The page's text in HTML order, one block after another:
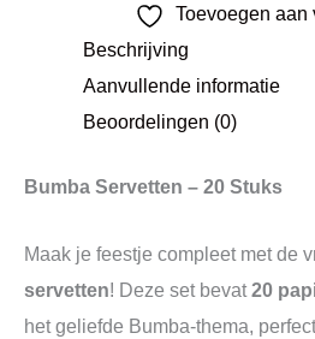
Toevoegen aan
Beschrijving
Aanvullende informatie
Beoordelingen (0)
Bumba Servetten – 20 Stuks
Maak je feestje compleet met de
servetten! Deze set bevat20
het geliefde Bumba-thema,